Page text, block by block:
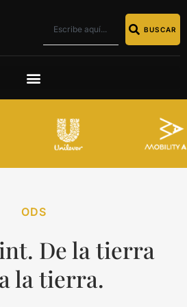
BUSCAR
ODS
De la tierra
la tierra.